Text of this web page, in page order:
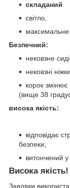
складаний
світло,
максимальне
Безпечний:
нековзне
нековзні
корок
(вище 38
висока якість:
відповідає
безпеки,
витончений у
Висока якість!
Завдяки